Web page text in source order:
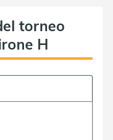
torneo
H